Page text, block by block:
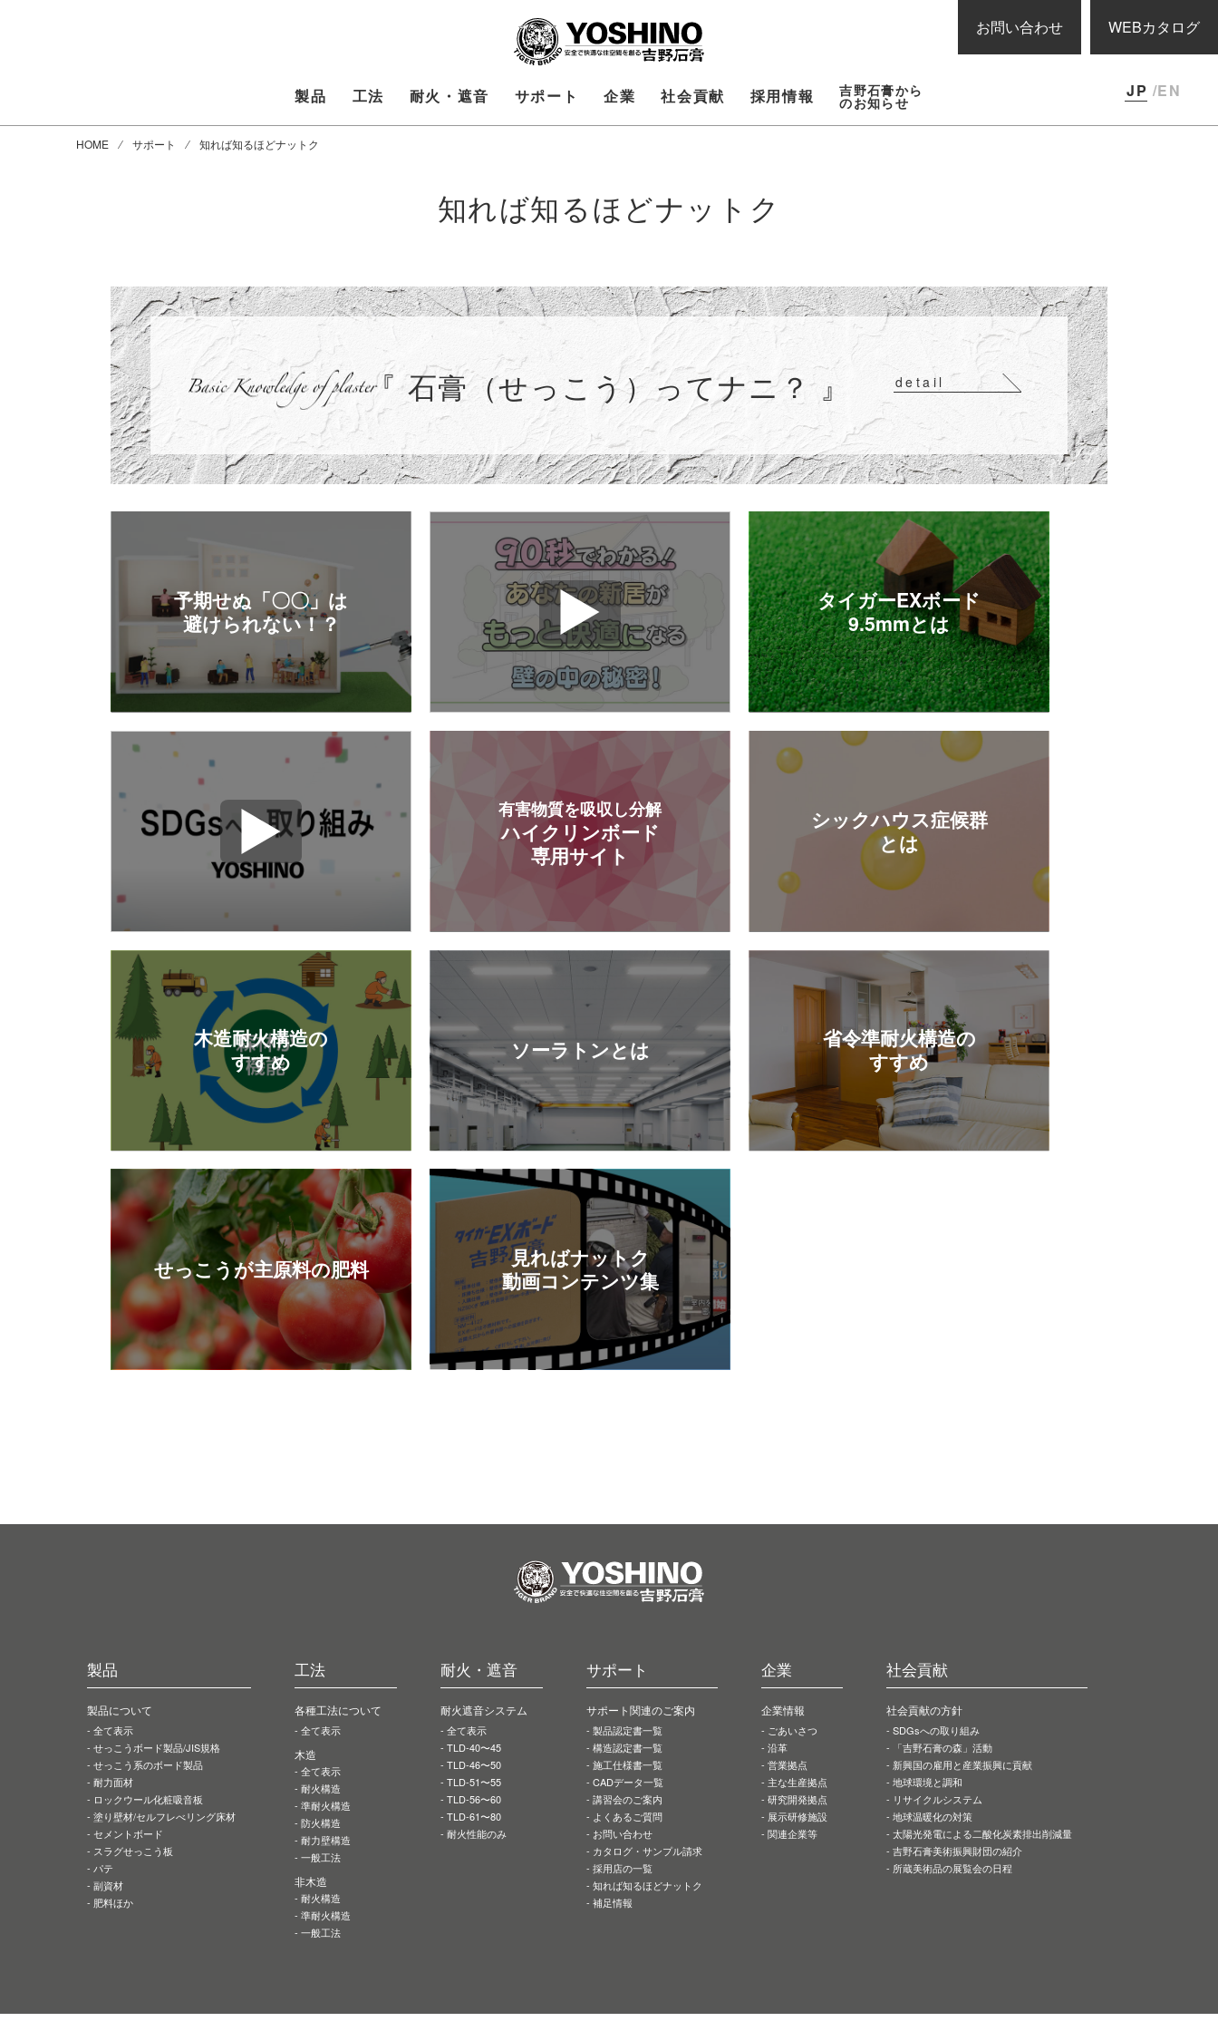
JP /EN
製品 工法 耐火・遮音 サポート 企業 社会貢献 採用情報 吉野石膏から
のお知らせ
お問い合わせ WEBカタログ
知れば知るほどナットク
HOME ⁄ サポート ⁄ 知れば知るほどナットク
『 石膏（せっこう）ってナニ？ 』 detail
予期せぬ「〇〇」は
避けられない！？
タイガーEXボード
9.5mmとは
有害物質を吸収し分解
ハイクリンボード
専用サイト
シックハウス症候群
とは
木造耐火構造の
すすめ
ソーラトンとは
省令準耐火構造の
すすめ
せっこうが主原料の肥料
見ればナットク
動画コンテンツ集
製品
製品について
全て表示
せっこうボード製品/JIS規格
せっこう系のボード製品
耐力面材
ロックウール化粧吸音板
塗り壁材/セルフレべリング床材
セメントボード
スラグせっこう板
パテ
副資材
肥料ほか
工法
各種工法について
全て表示
木造
全て表示
耐火構造
準耐火構造
防火構造
耐力壁構造
一般工法
非木造
耐火構造
準耐火構造
一般工法
耐火・遮音
耐火遮音システム
全て表示
TLD-40〜45
TLD-46〜50
TLD-51〜55
TLD-56〜60
TLD-61〜80
耐火性能のみ
サポート
サポート関連のご案内
製品認定書一覧
構造認定書一覧
施工仕様書一覧
CADデータ一覧
講習会のご案内
よくあるご質問
お問い合わせ
カタログ・サンプル請求
採用店の一覧
知れば知るほどナットク
補足情報
企業
企業情報
ごあいさつ
沿革
営業拠点
主な生産拠点
研究開発拠点
展示研修施設
関連企業等
社会貢献
社会貢献の方針
SDGsへの取り組み
「吉野石膏の森」活動
新興国の雇用と産業振興に貢献
地球環境と調和
リサイクルシステム
地球温暖化の対策
太陽光発電による二酸化炭素排出削減量
吉野石膏美術振興財団の紹介
所蔵美術品の展覧会の日程